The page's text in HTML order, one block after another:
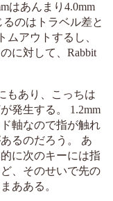
はあんまり4.0mm
のはトラベル差と
ムアウトするし、
に対して、Rabbit
もあり、こっちは
発生する。 1.2mm
軸なので指が触れ
るのだろう。 あ
に次のキーには指
、そのせいで先の
あある。